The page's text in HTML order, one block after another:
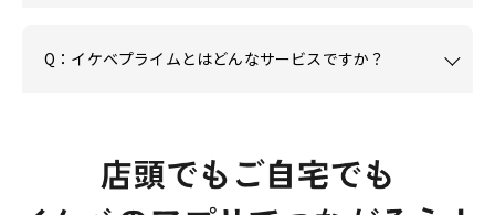
Q：イケベプライムとはどんなサービスですか？